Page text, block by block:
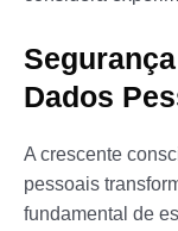
Dados
A crescente
pessoais
fundamental de